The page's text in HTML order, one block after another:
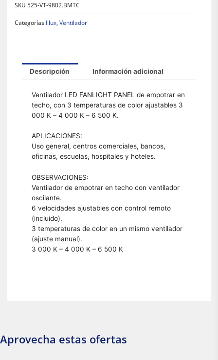
SKU 525-VT-9802.BMTC
Categorías Illux, Ventilador
Descripción Información adicional
Ventilador LED FANLIGHT PANEL de empotrar en
techo, con 3 temperaturas de color ajustables 3
000 K – 4 000 K – 6 500 K.
APLICACIONES:
Uso general, centros comerciales, bancos,
oficinas, escuelas, hospitales y hoteles.
OBSERVACIONES:
Ventilador de empotrar en techo con ventilador
oscilante.
6 velocidades ajustables con control remoto
(incluido).
3 temperaturas de color en un mismo ventilador
(ajuste manual).
3 000 K – 4 000 K – 6 500 K
Aprovecha estas ofertas